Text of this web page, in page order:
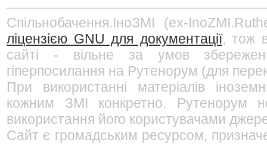
Спільнобачення.ІноЗМІ (ex-
ліцензією GNU для документації, тож
сайті - вільне за умов
гіперпосилання на Рутенорум (для
При використанні матеріалів
кожним ЗМІ конкретно. Рутенорум
використання його користувачами
Сайт є громадським ресурсом,